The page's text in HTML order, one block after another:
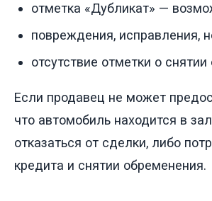
отметка «Дубликат» —
повреждения, исправления,
отсутствие отметки о
Если продавец не может
что автомобиль находится в
отказаться от сделки, либо
кредита и снятии обременения.